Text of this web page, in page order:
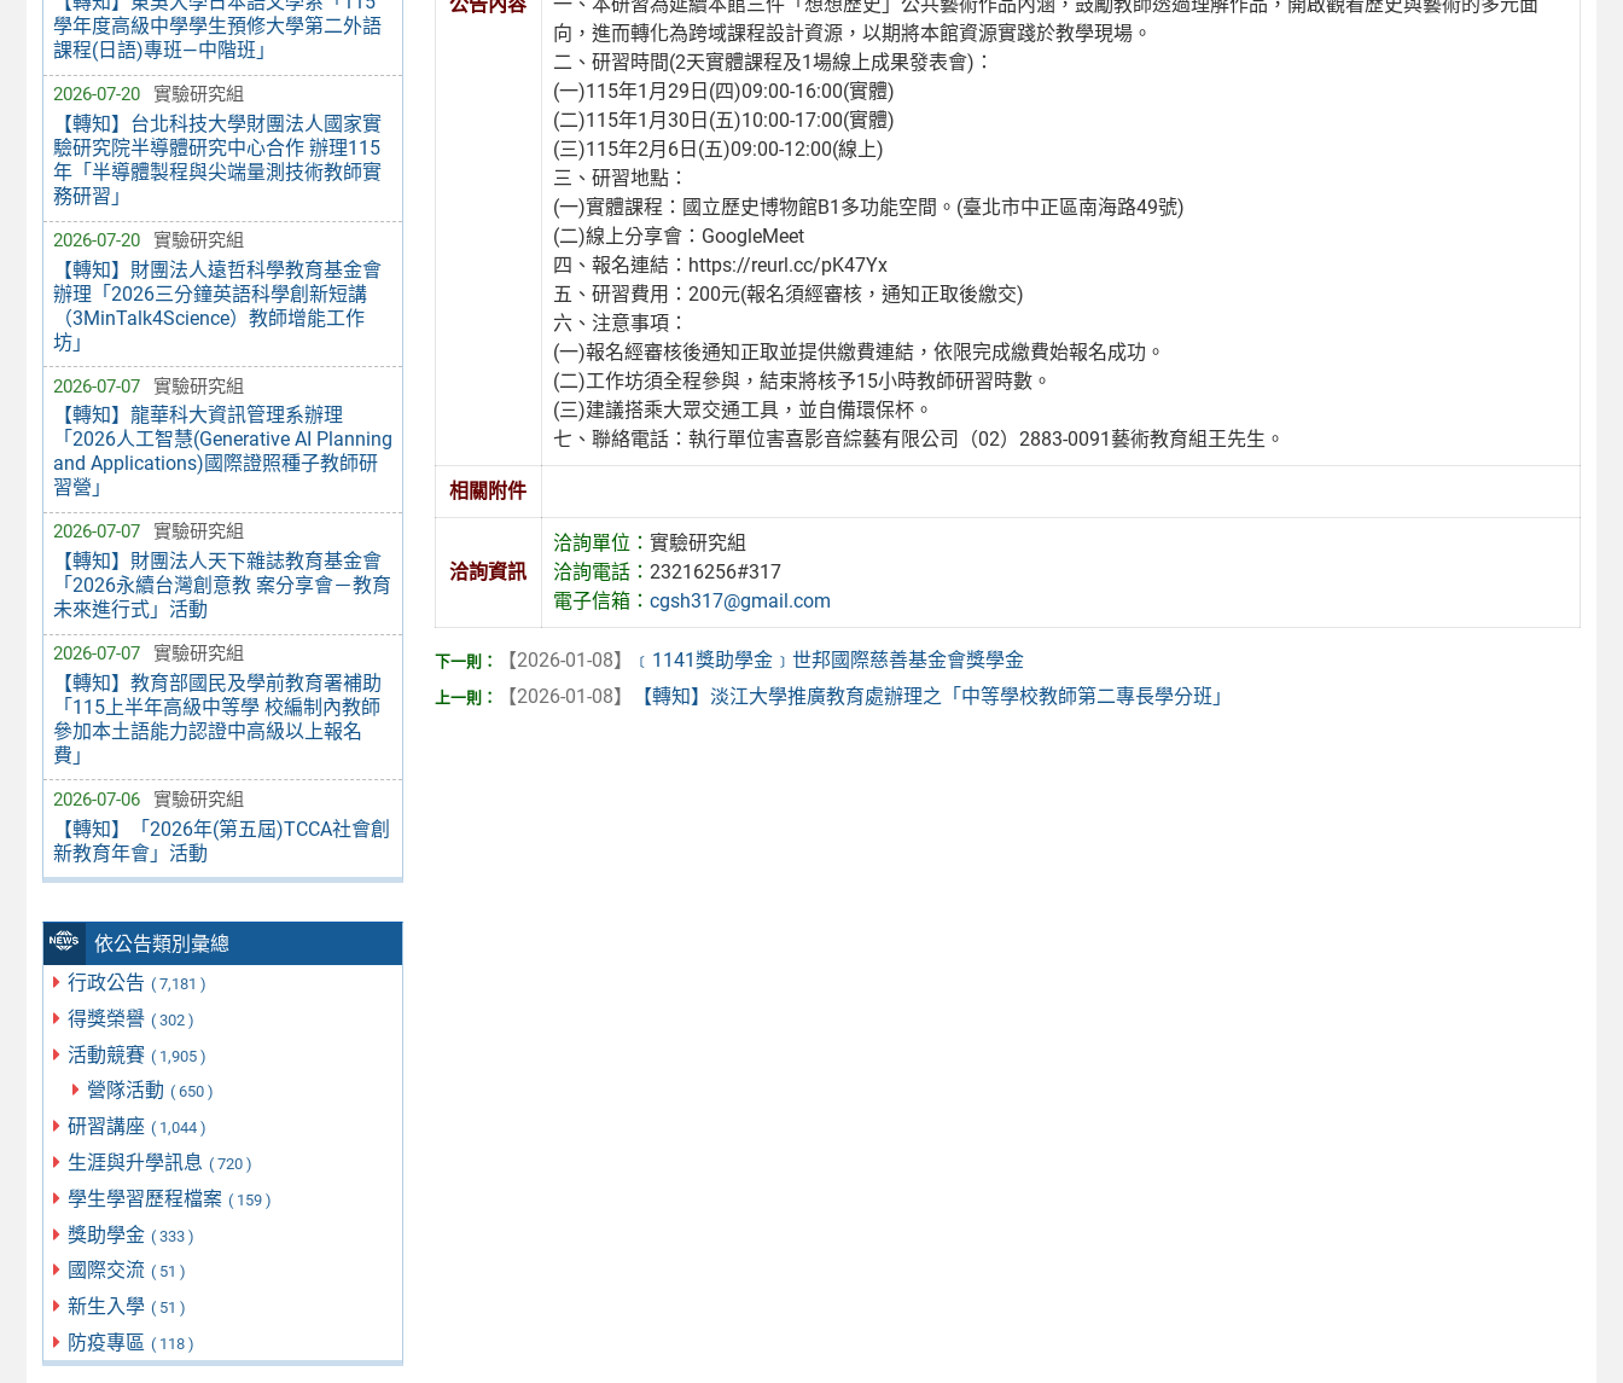
學年度高級中學學生預修大學第二外語
課程(日語)專班—中階班」
2026-07-20 實驗研究組
【轉知】台北科技大學財團法人國家實
驗研究院半導體研究中心合作 辦理115
年「半導體製程與尖端量測技術教師實
務研習」
2026-07-20 實驗研究組
【轉知】財團法人遠哲科學教育基金會
辦理「2026三分鐘英語科學創新短講
（3MinTalk4Science）教師增能工作
坊」
2026-07-07 實驗研究組
【轉知】龍華科大資訊管理系辦理
「2026人工智慧(Generative AI Planning
and Applications)國際證照種子教師研
習營」
2026-07-07 實驗研究組
【轉知】財團法人天下雜誌教育基金會
「2026永續台灣創意教 案分享會－教育
未來進行式」活動
2026-07-07 實驗研究組
【轉知】教育部國民及學前教育署補助
「115上半年高級中等學 校編制內教師
參加本土語能力認證中高級以上報名
費」
2026-07-06 實驗研究組
【轉知】「2026年(第五屆)TCCA社會創
新教育年會」活動
依公告類別彙總
行政公告 ( 7,181 )
得獎榮譽 ( 302 )
活動競賽 ( 1,905 )
營隊活動 ( 650 )
研習講座 ( 1,044 )
生涯與升學訊息 ( 720 )
學生學習歷程檔案 ( 159 )
獎助學金 ( 333 )
國際交流 ( 51 )
新生入學 ( 51 )
防疫專區 ( 118 )
向，進而轉化為跨域課程設計資源，以期將本館資源實踐於教學現場。
二、研習時間(2天實體課程及1場線上成果發表會)：
(一)115年1月29日(四)09:00-16:00(實體)
(二)115年1月30日(五)10:00-17:00(實體)
(三)115年2月6日(五)09:00-12:00(線上)
三、研習地點：
(一)實體課程：國立歷史博物館B1多功能空間。(臺北市中正區南海路49號)
(二)線上分享會：GoogleMeet
四、報名連結：https://reurl.cc/pK47Yx
五、研習費用：200元(報名須經審核，通知正取後繳交)
六、注意事項：
(一)報名經審核後通知正取並提供繳費連結，依限完成繳費始報名成功。
(二)工作坊須全程參與，結束將核予15小時教師研習時數。
(三)建議搭乘大眾交通工具，並自備環保杯。
七、聯絡電話：執行單位害喜影音綜藝有限公司（02）2883-0091藝術教育組王先生。
相關附件
洽詢資訊
洽詢單位：實驗研究組
洽詢電話：23216256#317
電子信箱：cgsh317@gmail.com
【2026-01-08】
﹝1141獎助學金﹞世邦國際慈善基金會獎學金
【2026-01-08】
【轉知】淡江大學推廣教育處辦理之「中等學校教師第二專長學分班」